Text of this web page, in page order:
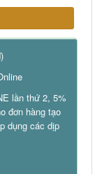
lần thứ 2, 5%
đơn hàng tạo
dụng các dịp